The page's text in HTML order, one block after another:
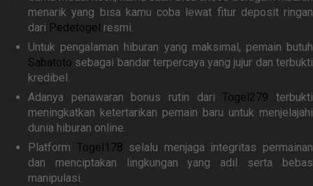
menarik yang bisa kamu coba lewat fitur deposit ringan
dari Pedetogel resmi.
Untuk pengalaman hiburan yang maksimal, pemain butuh
Sabatoto sebagai bandar terpercaya yang jujur dan terbukti
kredibel.
Adanya penawaran bonus rutin dariTogel279 terbukti
meningkatkan ketertarikan pemain baru untuk menjelajahi
dunia hiburan online.
Platform Togel178 selalu menjaga integritas permainan
dan menciptakan lingkungan yang adil serta bebas
manipulasi.